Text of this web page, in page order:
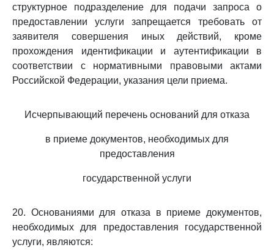
структурное подразделение для подачи запроса о
предоставлении услуги запрещается требовать от
заявителя совершения иных действий, кроме
прохождения идентификации и аутентификации в
соответствии с нормативными правовыми актами
Российской Федерации, указания цели приема.
Исчерпывающий перечень оснований для отказа
в приеме документов, необходимых для
предоставления
государственной услуги
20. Основаниями для отказа в приеме документов,
необходимых для предоставления государственной
услуги, являются: